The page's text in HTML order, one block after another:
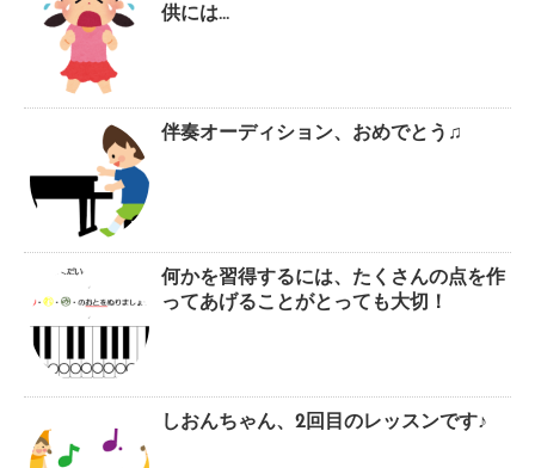
供には…
伴奏オーディション、おめでとう♫
何かを習得するには、たくさんの点を作
ってあげることがとっても大切！
しおんちゃん、2回目のレッスンです♪